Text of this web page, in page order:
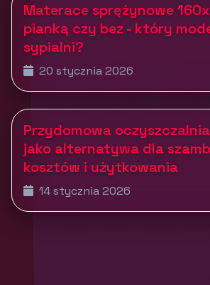
Materace sprężynowe
pianką czy bez - który
sypialni?
20 stycznia 2026
Przydomowa
jako alternatywa dla
kosztów i użytkowania
14 stycznia 2026